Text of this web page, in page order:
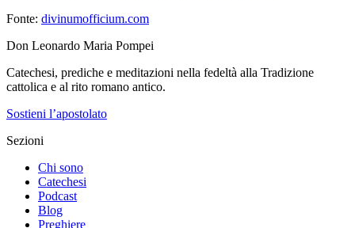
Fonte: divinumofficium.com
Don Leonardo Maria Pompei
Catechesi, prediche e meditazioni nella fedeltà alla Tradizione
cattolica e al rito romano antico.
Sostieni l’apostolato
Sezioni
Chi sono
Catechesi
Podcast
Blog
Preghiere